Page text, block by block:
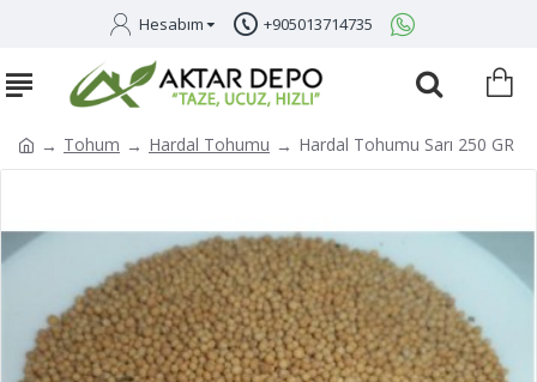
Hesabım +905013714735
Tohum Hardal Tohumu Hardal Tohumu Sarı 250 GR